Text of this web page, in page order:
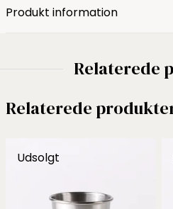
Produkt information
Relaterede
Relaterede
Udsolgt